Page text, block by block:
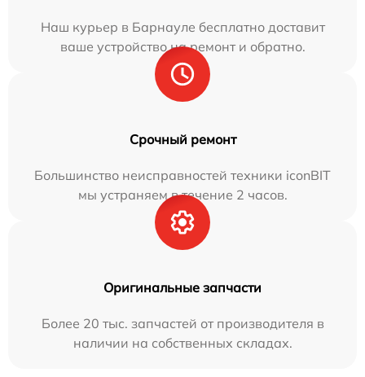
Наш курьер в Барнауле бесплатно доставит
ваше устройство на ремонт и обратно.
Срочный ремонт
Большинство неисправностей техники iconBIT
мы устраняем в течение 2 часов.
Оригинальные запчасти
Более 20 тыс. запчастей от производителя в
наличии на собственных складах.